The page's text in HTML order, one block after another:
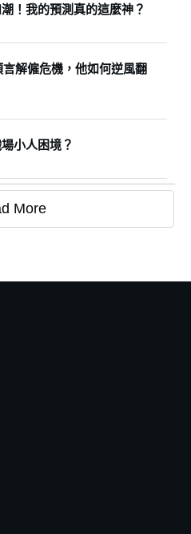
！我的預測真的這麼神？
言解僱危機，他如何逆風翻
小人困境？
More